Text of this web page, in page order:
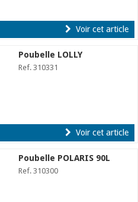
Voir cet article
Poubelle LOLLY
Ref. 310331
Voir cet article
Poubelle POLARIS 90L
Ref. 310300